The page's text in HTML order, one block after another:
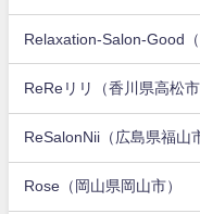
Relaxation-Salon-Good（
ReReリリ（香川県高松市
ReSalonNii（広島県福山
Rose（岡山県岡山市）